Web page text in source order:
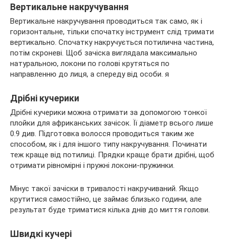
Вертикальне накручування
Вертикальне накручування проводиться так само, як і
горизонтальне, тільки спочатку інструмент слід тримати
вертикально. Спочатку накручується потилична частина,
потім скроневі. Щоб зачіска виглядала максимально
натуральною, локони по голові крутяться по
направленню до лиця, а спереду від особи. я
Дрібні кучерики
Дрібні кучерики можна отримати за допомогою тонкої
плойки для африканських зачісок. Її діаметр всього лише
0.9 див. Підготовка волосся проводиться таким же
способом, як і для іншого типу накручування. Починати
теж краще від потилиці. Прядки краще брати дрібні, щоб
отримати рівномірні і пружні локони-пружинки.
Мінус такої зачіски в тривалості накручиваний. Якщо
крутитися самостійно, це займає близько години, але
результат буде триматися кілька днів до миття голови.
Швидкі кучері